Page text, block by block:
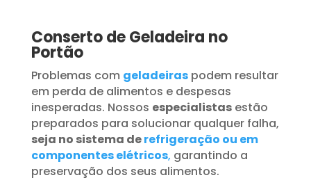
Conserto de Geladeira no
Portão
Problemas com geladeiraspodem resultar
em perda de alimentos e despesas
inesperadas. Nossos especialistasestão
preparados para solucionar qualquer falha,
seja no sistema derefrigeração ou em
componentes elétricos, garantindo a
preservação dos seus alimentos.